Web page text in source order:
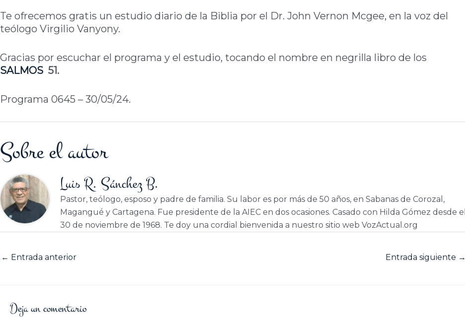
Te ofrecemos gratis un estudio diario de la Biblia por el Dr. John Vernon Mcgee, en la voz del
teólogo Virgilio Vanyony.
Gracias por escuchar el programa y el estudio, tocando el nombre en negrilla libro de los
SALMOS 51.
Programa 0645 – 30/05/24.
Sobre el autor
Luis R. Sánchez B.
Pastor, teólogo, esposo y padre de familia. Su labor es por más de 50 años, en Sabanas de Corozal,
Magangué y Cartagena. Fue presidente de la AIEC en dos ocasiones. Casado con Hilda Gómez desde el
30 de noviembre de 1968. Te doy una cordial bienvenida a nuestro sitio web VozActual.org
← Entrada anterior Entrada siguiente →
Deja un comentario